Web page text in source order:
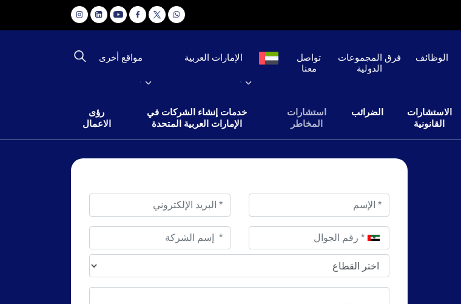
الوظائف
فرق المجموعات
الدولية
تواصل
معنا
الإمارات العربية مواقع أخرى
الاستشارات
القانونية
الضرائب
استشارات
المخاطر
خدمات إنشاء الشركات في
الإمارات العربية المتحدة
رؤى
الاعمال